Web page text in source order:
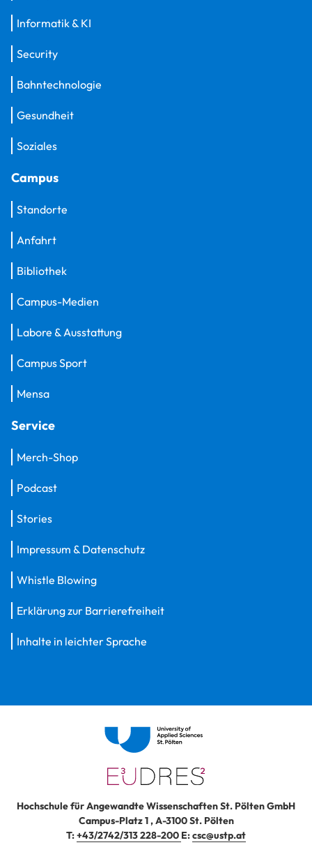
Informatik & KI
Security
Bahntechnologie
Gesundheit
Soziales
Campus
Standorte
Anfahrt
Bibliothek
Campus-Medien
Labore & Ausstattung
Campus Sport
Mensa
Service
Merch-Shop
Podcast
Stories
Impressum & Datenschutz
Whistle Blowing
Erklärung zur Barrierefreiheit
Inhalte in leichter Sprache
Hochschule für Angewandte Wissenschaften St. Pölten GmbH
Campus-Platz 1,A-3100St. Pölten
T:+43/2742/313 228-200 E:csc@ustp.at